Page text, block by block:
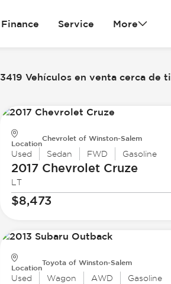
Finance Service More
3419 Vehículos en venta cerca de ti
Location
Chevrolet of Winston-Salem
Used Sedan FWD Gasoline
2017 ChevroletCruze
LT
$8,473
Location
Toyota of Winston-Salem
Used Wagon AWD Gasoline